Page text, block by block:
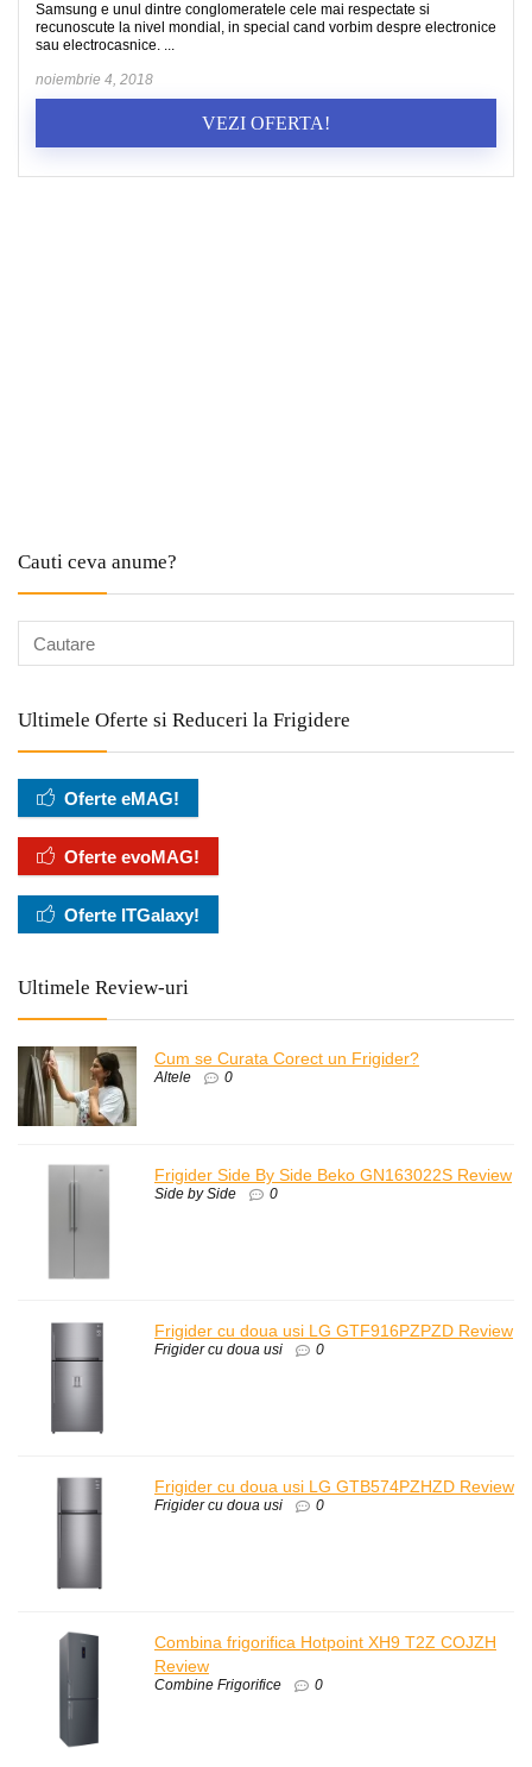
Samsung e unul dintre conglomeratele cele mai respectate si
recunoscute la nivel mondial, in special cand vorbim despre electronice
sau electrocasnice. ...
noiembrie 4, 2018
VEZI OFERTA!
Cauti ceva anume?
Ultimele Oferte si Reduceri la Frigidere
Oferte eMAG!
Oferte evoMAG!
Oferte ITGalaxy!
Ultimele Review-uri
Cum se Curata Corect un Frigider?
Altele 0
Frigider Side By Side Beko GN163022S Review
Side by Side 0
Frigider cu doua usi LG GTF916PZPZD Review
Frigider cu doua usi 0
Frigider cu doua usi LG GTB574PZHZD Review
Frigider cu doua usi 0
Combina frigorifica Hotpoint XH9 T2Z COJZH
Review
Combine Frigorifice 0